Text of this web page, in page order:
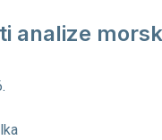
analize